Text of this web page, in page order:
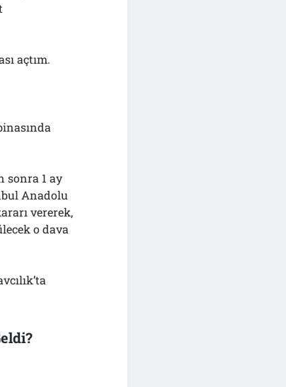
açtım.
sonra 1 ay
Anadolu
vererek,
o dava